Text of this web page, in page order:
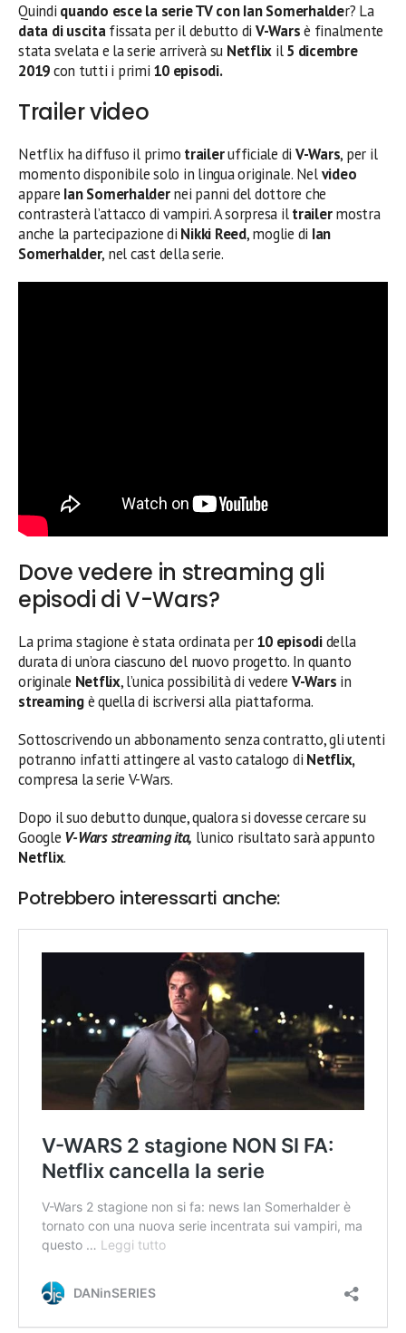
Quindi quando esce la serie TV con Ian Somerhalder? La
data di uscitafissata per il debutto di V-Warsè finalmente
stata svelata e la serie arriverà su Netflix il5 dicembre
2019con tutti i primi 10 episodi.
Trailer video
Netflix ha diffuso il primo trailerufficiale di V-Wars, per il
momento disponibile solo in lingua originale. Nelvideo
appare Ian Somerhaldernei panni del dottore che
contrasterà l’attacco di vampiri. A sorpresa iltrailermostra
anche la partecipazione di Nikki Reed, moglie di Ian
Somerhalder, nel cast della serie.
Dove vedere in streaming gli
episodi di V-Wars?
La prima stagione è stata ordinata per10 episodidella
durata di un’ora ciascuno del nuovo progetto. In quanto
originale Netflix, l’unica possibilità di vedere V-Wars in
streamingè quella di iscriversi alla piattaforma.
Sottoscrivendo un abbonamento senza contratto, gli utenti
potranno infatti attingere al vasto catalogo di Netflix,
compresa la serie V-Wars.
Dopo il suo debutto dunque, qualora si dovesse cercare su
Google V-Wars streaming ita, l’unico risultato sarà appunto
Netflix.
Potrebbero interessarti anche: